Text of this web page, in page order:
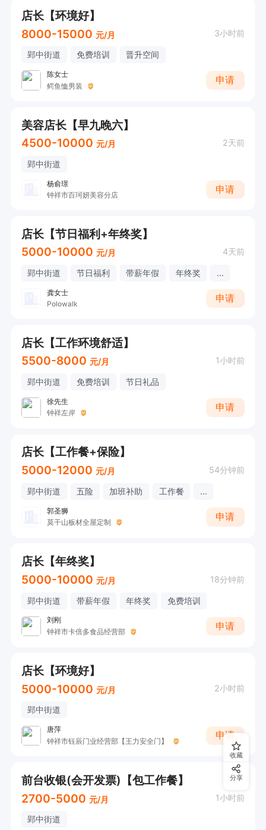
店长【环境好】
8000-15000 元/月 3小时前
郢中街道 免费培训 晋升空间
陈女士
鳄鱼恤男装
申请
美容店长【早九晚六】
4500-10000 元/月 2天前
郢中街道
杨俞璟
钟祥市百珂妍美容分店
申请
店长【节日福利+年终奖】
5000-10000 元/月 4天前
郢中街道 节日福利 带薪年假 年终奖 ...
龚女士
Polowalk
申请
店长【工作环境舒适】
5500-8000 元/月 1小时前
郢中街道 免费培训 节日礼品
徐先生
钟祥左岸
申请
店长【工作餐+保险】
5000-12000 元/月 54分钟前
郢中街道 五险 加班补助 工作餐 ...
郭圣狮
莫干山板材全屋定制
申请
店长【年终奖】
5000-10000 元/月 18分钟前
郢中街道 带薪年假 年终奖 免费培训
刘刚
钟祥市卡倍多食品经营部
申请
店长【环境好】
5000-10000 元/月 2小时前
郢中街道
唐萍
钟祥市钰辰门业经营部【王力安全门】
申请
前台收银(会开发票)【包工作餐】
2700-5000 元/月 1小时前
郢中街道
收藏
分享